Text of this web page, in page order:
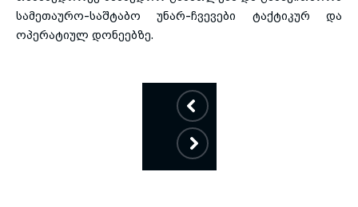
სამეთაურო-საშტაბო უნარ-ჩვევები ტაქტიკურ და
ოპერატიულ დონეებზე.